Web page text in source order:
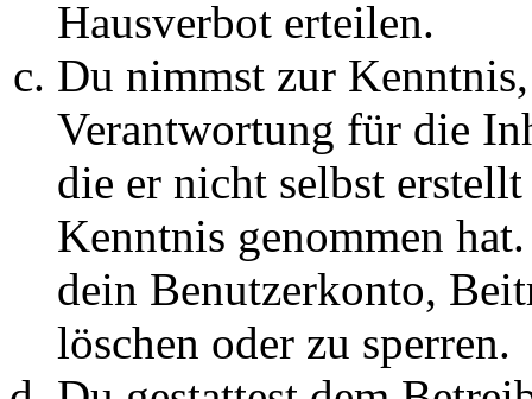
Hausverbot erteilen.
Du nimmst zur
Verantwortung für die
die er nicht selbst
Kenntnis genommen
dein Benutzerkonto,
löschen oder zu sperren.